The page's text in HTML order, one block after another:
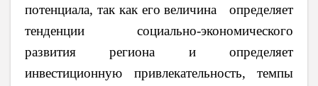
потенциала, так как его величина определяет
тенденции социально-экономического
развития региона и определяет
инвестиционную привлекательность, темпы